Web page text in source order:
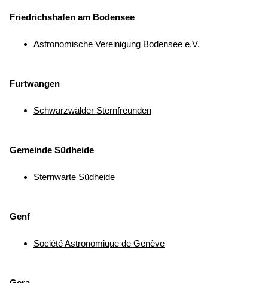
Friedrichshafen am Bodensee
Astronomische Vereinigung Bodensee e.V.
Furtwangen
Schwarzwälder Sternfreunden
Gemeinde Südheide
Sternwarte Südheide
Genf
Société Astronomique de Genève